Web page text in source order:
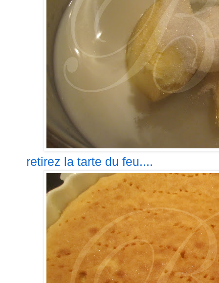
retirez la tarte du feu....